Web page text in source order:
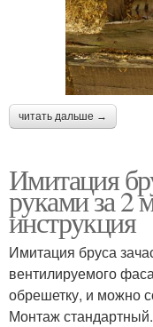
читать дальше →
Имитация
руками за 2
инструкция
Имитация бруса
вентилируемого
обрешетку, и можно
Монтаж стандартный.